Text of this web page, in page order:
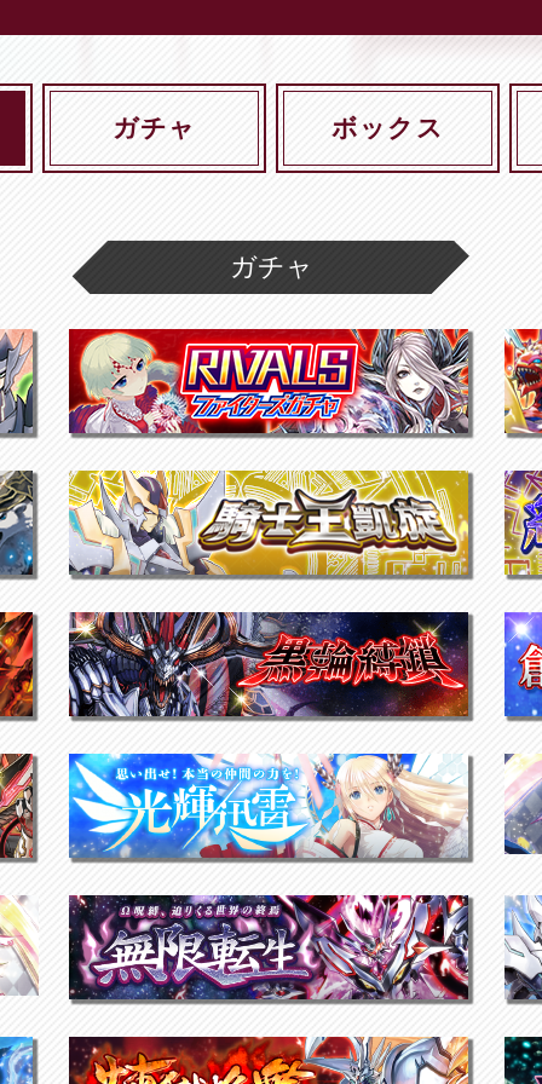
ガチャ ボックス
ガチャ